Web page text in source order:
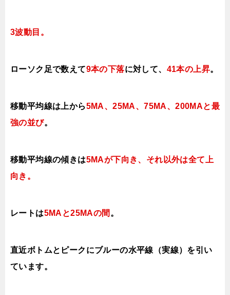
3波動目。
ローソク足で数えて9本の下落に対して、 41本の上昇。
移動平均線は上から5MA、25MA、75MA、200MAと最
強の並び。
移動平均線の傾きは5MAが下向き、それ以外は全て上
向き 。
レートは5MAと25MAの間 。
直近ボトムとピークにブルーの水平線（実線）を引い
ています。